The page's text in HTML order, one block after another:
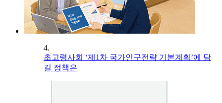
4.
초고령사회 ‘제1차 국가인구전략 기본계획’에 담
길 정책은